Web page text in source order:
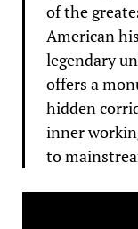
of the
American
legendary
offers a
hidden
inner
to